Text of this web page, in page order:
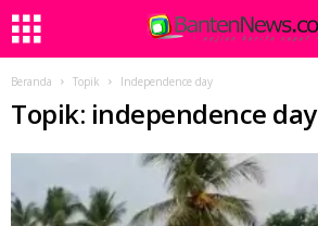
Beranda Topik Independence day
Topik: independence day